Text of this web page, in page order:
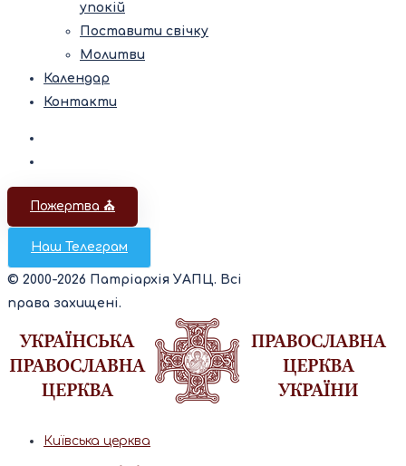
упокій
Поставити свічку
Молитви
Календар
Контакти
Пожертва ⛪️
Наш Телеграм
© 2000-2026 Патріархія УАПЦ. Всі
права захищені.
Київська церква